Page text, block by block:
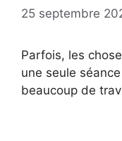
25 septembre
Parfois, les
une seule
beaucoup de